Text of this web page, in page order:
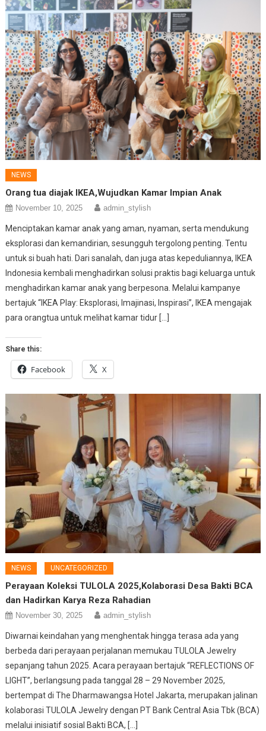
NEWS
Orang tua diajak IKEA,Wujudkan Kamar Impian Anak
November 10, 2025 admin_stylish
Menciptakan kamar anak yang aman, nyaman, serta mendukung
eksplorasi dan kemandirian, sesungguh tergolong penting. Tentu
untuk si buah hati. Dari sanalah, dan juga atas kepeduliannya, IKEA
Indonesia kembali menghadirkan solusi praktis bagi keluarga untuk
menghadirkan kamar anak yang berpesona. Melalui kampanye
bertajuk “IKEA Play: Eksplorasi, Imajinasi, Inspirasi”, IKEA mengajak
para orangtua untuk melihat kamar tidur […]
Share this:
Facebook X
NEWS UNCATEGORIZED
Perayaan Koleksi TULOLA 2025,Kolaborasi Desa Bakti BCA
dan Hadirkan Karya Reza Rahadian
November 30, 2025 admin_stylish
Diwarnai keindahan yang menghentak hingga terasa ada yang
berbeda dari perayaan perjalanan memukau TULOLA Jewelry
sepanjang tahun 2025. Acara perayaan bertajuk “REFLECTIONS OF
LIGHT”, berlangsung pada tanggal 28 – 29 November 2025,
bertempat di The Dharmawangsa Hotel Jakarta, merupakan jalinan
kolaborasi TULOLA Jewelry dengan PT Bank Central Asia Tbk (BCA)
melalui inisiatif sosial Bakti BCA, […]